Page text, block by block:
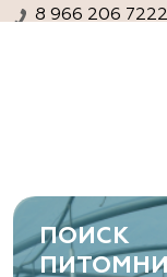
8 966 206 7222
Ростовская
8 966 206 7222
ПОИСК